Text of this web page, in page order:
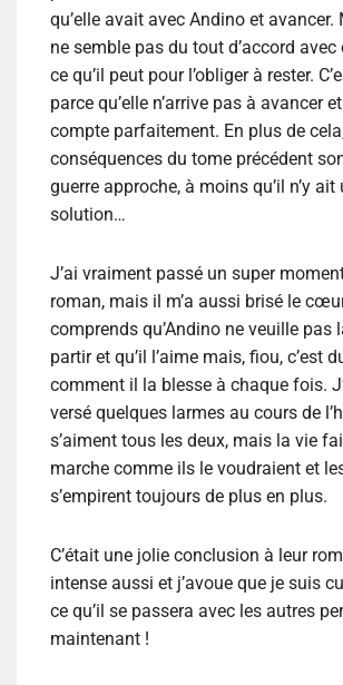
qu’elle avait avec Andino et avancer.
ne semble pas du tout d’accord
ce qu’il peut pour l’obliger à rester.
parce qu’elle n’arrive pas à avancer
compte parfaitement. En plus de
conséquences du tome précédent
guerre approche, à moins qu’il n’y ait
solution…
J’ai vraiment passé un super
roman, mais il m’a aussi brisé le
comprends qu’Andino ne veuille pas
partir et qu’il l’aime mais, fiou, c’est
comment il la blesse à chaque fois.
versé quelques larmes au cours de
s’aiment tous les deux, mais la vie
marche comme ils le voudraient et
s’empirent toujours de plus en plus.
C’était une jolie conclusion à leur
intense aussi et j’avoue que je suis
ce qu’il se passera avec les autres
maintenant !